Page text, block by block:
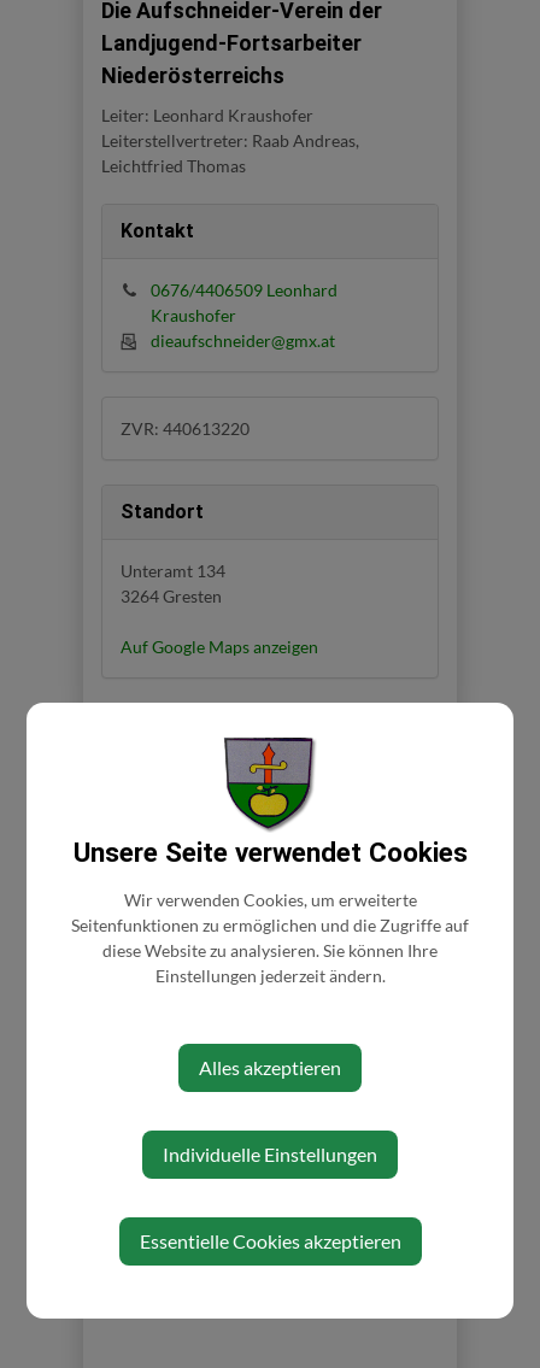
Die Aufschneider-Verein der
Landjugend-Fortsarbeiter
Niederösterreichs
Leiter: Leonhard Kraushofer
Leiterstellvertreter: Raab Andreas,
Leichtfried Thomas
Kontakt
0676/4406509 Leonhard
Kraushofer
dieaufschneider@gmx.at
ZVR: 440613220
Standort
Unteramt 134
3264 Gresten
Auf Google Maps anzeigen
⇐ zurück
Unsere Seite verwendet Cookies
Wir verwenden Cookies, um erweiterte
Seitenfunktionen zu ermöglichen und die Zugriffe auf
diese Website zu analysieren. Sie können Ihre
Einstellungen jederzeit ändern.
Alles akzeptieren
Individuelle Einstellungen
Essentielle Cookies akzeptieren